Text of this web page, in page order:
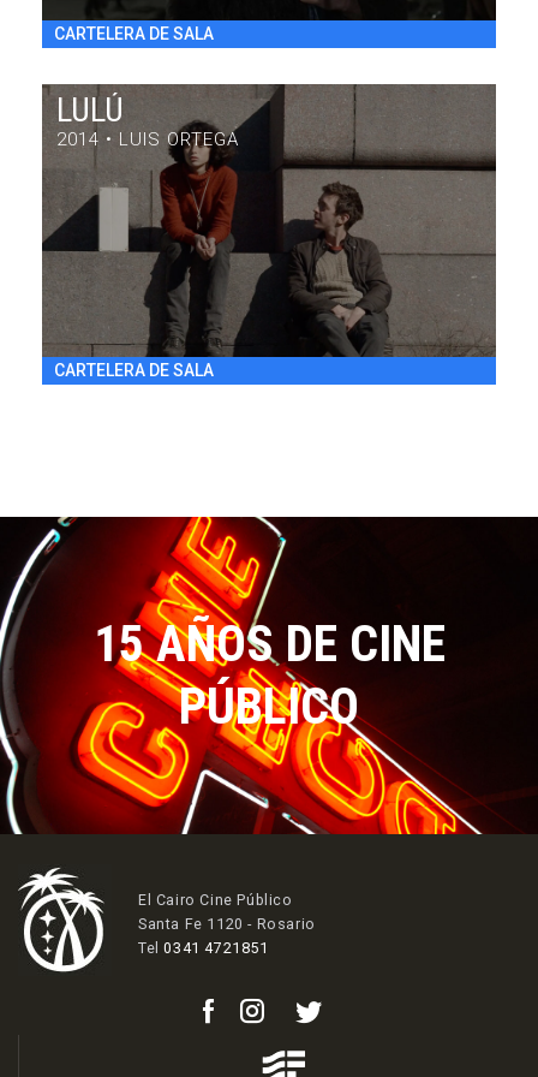
CARTELERA DE SALA
LULÚ
2014 • LUIS ORTEGA
CARTELERA DE SALA
LULÚ
DRAMA / 84' / ARGENTINA / 2014
VIE 31/7 20:30h
15 AÑOS DE CINE
PÚBLICO
El Cairo Cine Público
Santa Fe 1120 - Rosario
Tel0341 4721851